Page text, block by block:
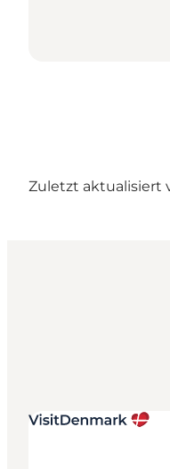
Zuletzt aktualisiert